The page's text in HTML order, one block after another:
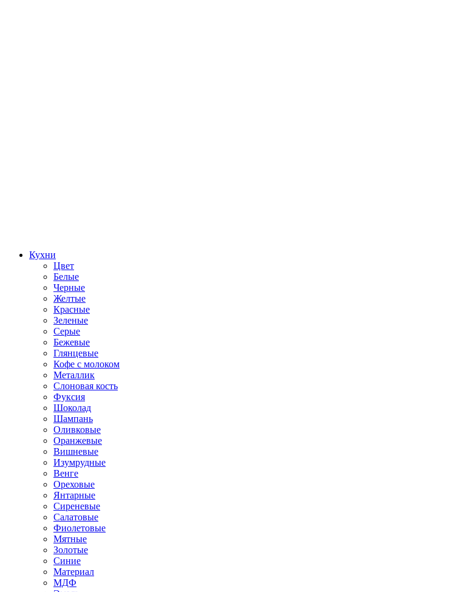
Кухни
Цвет
Белые
Черные
Желтые
Красные
Зеленые
Серые
Бежевые
Глянцевые
Кофе с молоком
Металлик
Слоновая кость
Фуксия
Шоколад
Шампань
Оливковые
Оранжевые
Вишневые
Изумрудные
Венге
Ореховые
Янтарные
Сиреневые
Салатовые
Фиолетовые
Мятные
Золотые
Синие
Материал
МДФ